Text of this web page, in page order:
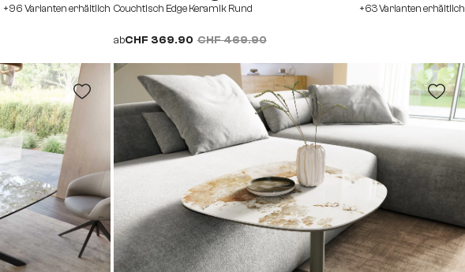
+96 Varianten erhältlich Couchtisch Edge Keramik Rund
abCHF 369.90 CHF 469.90
+63 Varianten erhältlich